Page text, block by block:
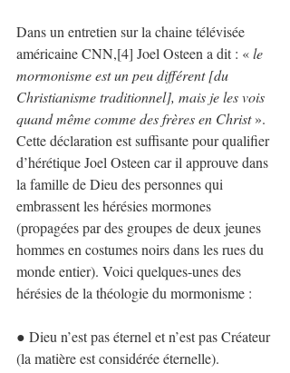
Dans un entretien sur la chaine télévisée
américaine CNN,[4] Joel Osteen a dit : « le
mormonisme est un peu différent [du
Christianisme traditionnel], mais je les vois
quand même comme des frères en Christ ».
Cette déclaration est suffisante pour qualifier
d’hérétique Joel Osteen car il approuve dans
la famille de Dieu des personnes qui
embrassent les hérésies mormones
(propagées par des groupes de deux jeunes
hommes en costumes noirs dans les rues du
monde entier). Voici quelques-unes des
hérésies de la théologie du mormonisme :
● Dieu n’est pas éternel et n’est pas Créateur
(la matière est considérée éternelle).